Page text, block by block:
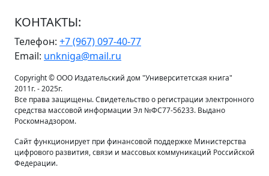
КОНТАКТЫ:
Телефон: +7 (967) 097-40-77
Email: unkniga@mail.ru
Copyright © ООО Издательский дом "Университетская книга"
2011г. - 2025г.
Все права защищены. Свидетельство о регистрации электронного
средства массовой информации Эл №ФС77-56233. Выдано
Роскомнадзором.
Сайт функционирует при финансовой поддержке Министерства
цифрового развития, связи и массовых коммуникаций Российской
Федерации.